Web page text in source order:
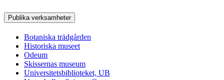
Publika verksamheter
Botaniska trädgården
Historiska museet
Odeum
Skissernas museum
Universitetsbiblioteket, UB